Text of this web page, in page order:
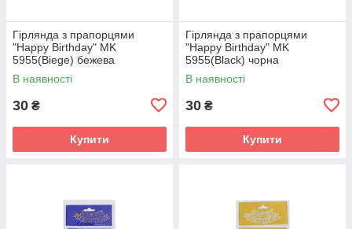
Гірлянда з прапорцями
"Happy Birthday" MK
5955(Biege) бежева
В наявності
30 ₴
Купити
Гірлянда з прапорцями
"Happy Birthday" MK
5955(Black) чорна
В наявності
30 ₴
Купити